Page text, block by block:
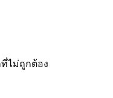
ไม่ถูกต้อง